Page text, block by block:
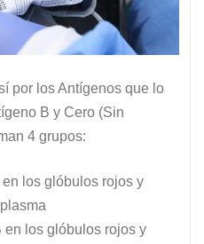
por los Antígenos que lo
B y Cero (Sin
4 grupos:
los glóbulos rojos y
en los glóbulos rojos y